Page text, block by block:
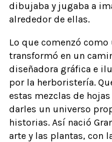
dibujaba y jugaba a
alrededor de ellas.
Lo que comenzó
transformó en un
diseñadora gráfica e
por la herboristería.
estas mezclas de
darles un universo
historias. Así nació
arte y las plantas, con